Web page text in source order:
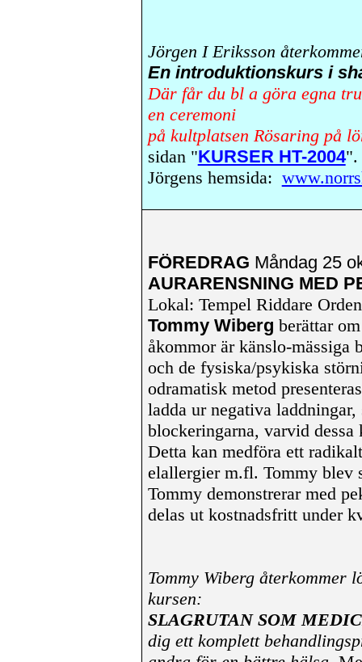
Jörgen I Eriksson
En introduktionskurs i
Där får du bl a göra egna
en ceremoni
på kultplatsen Rösaring på
sidan "KURSER HT-2004".
Jörgens hemsida:
FÖREDRAG Måndag 25
AURARENSNING MED
Lokal: Tempel Riddare
Tommy Wiberg berättar
åkommor är känslo-mässiga
och de fysiska/psykiska
odramatisk metod
ladda ur negativa
blockeringarna, varvid
Detta kan medföra ett
elallergier m.fl. Tommy blev
Tommy demonstrerar med
delas ut kostnadsfritt under
Tommy Wiberg återkommer
kursen:
SLAGRUTAN SOM
dig ett komplett